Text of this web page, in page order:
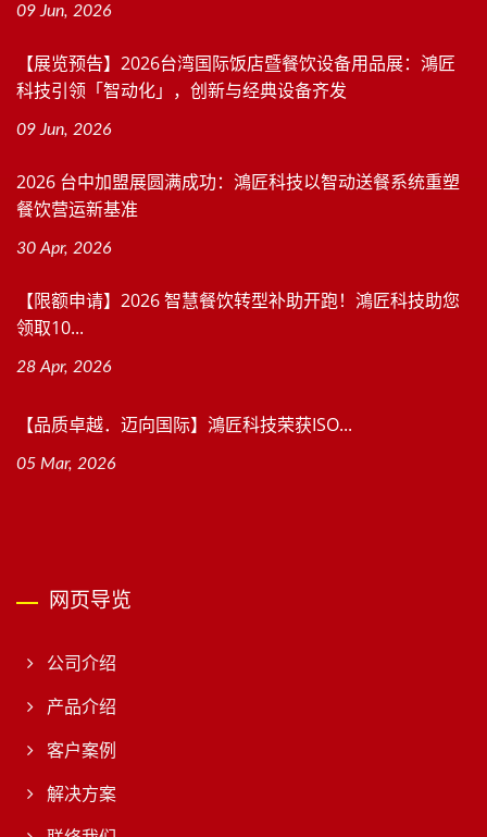
09 Jun, 2026
【展览预告】2026台湾国际饭店暨餐饮设备用品展：鴻匠
科技引领「智动化」，创新与经典设备齐发
09 Jun, 2026
2026 台中加盟展圆满成功：鴻匠科技以智动送餐系统重塑
餐饮营运新基准
30 Apr, 2026
【限额申请】2026 智慧餐饮转型补助开跑！鴻匠科技助您
领取10...
28 Apr, 2026
【品质卓越．迈向国际】鴻匠科技荣获ISO...
05 Mar, 2026
网页导览
公司介绍
产品介绍
客户案例
解决方案